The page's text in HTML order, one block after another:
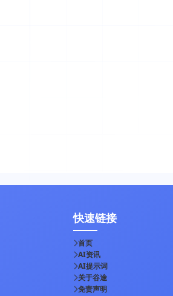
快速链接
首页
AI资讯
AI提示词
关于谷途
免责声明